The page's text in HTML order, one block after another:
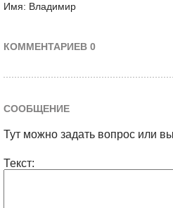
Имя: Владимир
КОММЕНТАРИЕВ 0
СООБЩЕНИЕ
Тут можно задать вопрос или
Текст: